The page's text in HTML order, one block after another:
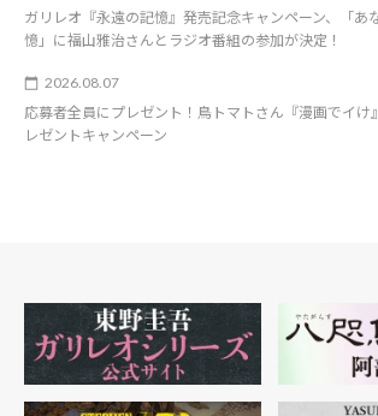
ガリレオ『永遠の記憶』発売記念キャンペーン、「あ
憶」に福山雅治さんとラジオ番組の参加が決定！
2026.08.07
応募者全員にプレゼント！鳥トマトさん『漫画でイけ
レゼントキャンペーン